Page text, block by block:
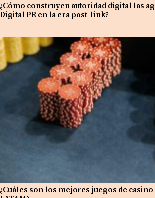
¿Cómo construyen autoridad digital las
Digital PR en la era post-link?
¿Cuáles son los mejores juegos de